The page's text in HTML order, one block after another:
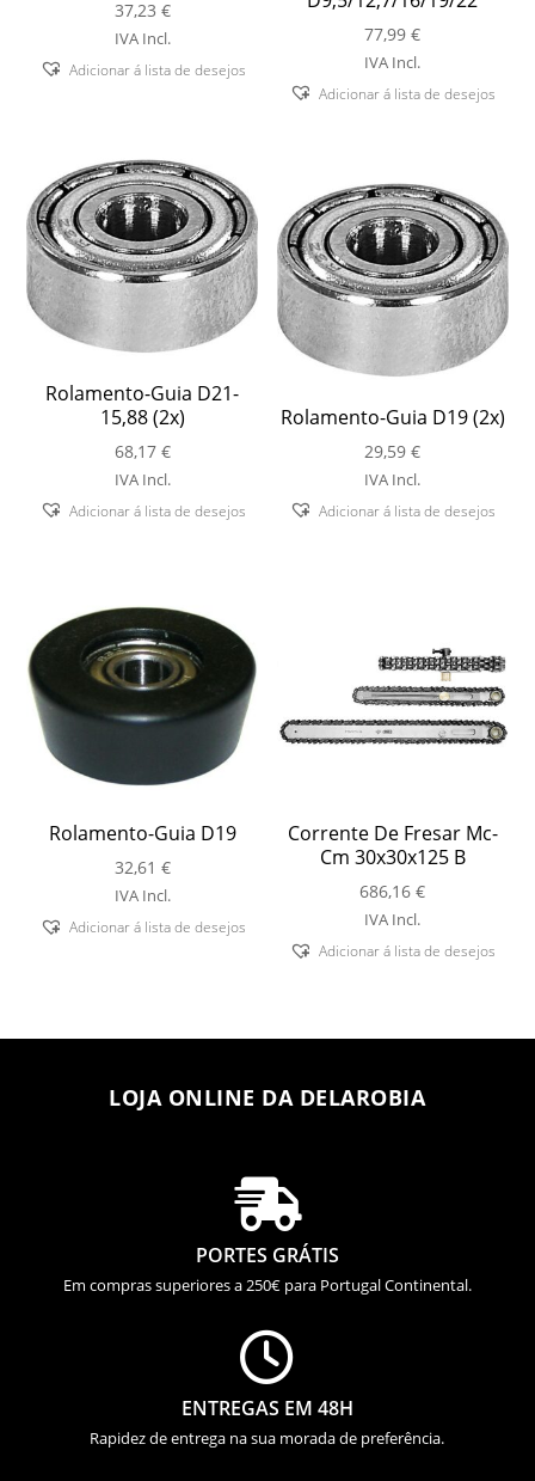
37,23 €
IVA Incl.
Adicionar á lista de desejos
77,99€
IVA Incl.
Adicionar á lista de desejos
Rolamento-Guia D21-
15,88 (2x)
68,17 €
IVA Incl.
Adicionar á lista de desejos
Rolamento-Guia D19 (2x)
29,59€
IVA Incl.
Adicionar á lista de desejos
Rolamento-Guia D19
32,61 €
IVA Incl.
Adicionar á lista de desejos
Corrente De Fresar Mc-
Cm 30x30x125 B
686,16€
IVA Incl.
Adicionar á lista de desejos
LOJA ONLINE DA DELAROBIA

PORTES GRÁTIS
Em compras superiores a 250€ para Portugal Continental.

ENTREGAS EM 48H
Rapidez de entrega na sua morada de preferência.